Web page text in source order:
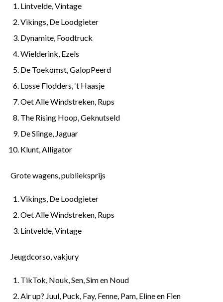
Lintvelde, Vintage
Vikings, De Loodgieter
Dynamite, Foodtruck
Wielderink, Ezels
De Toekomst, GalopPeerd
Losse Flodders, ‘t Haasje
Oet Alle Windstreken, Rups
The Rising Hoop, Geknutseld
De Slinge, Jaguar
Klunt, Alligator
Grote wagens, publieksprijs
Vikings, De Loodgieter
Oet Alle Windstreken, Rups
Lintvelde, Vintage
Jeugdcorso, vakjury
TikTok, Nouk, Sen, Sim en Noud
Air up? Juul, Puck, Fay, Fenne, Pam, Eline en Fien